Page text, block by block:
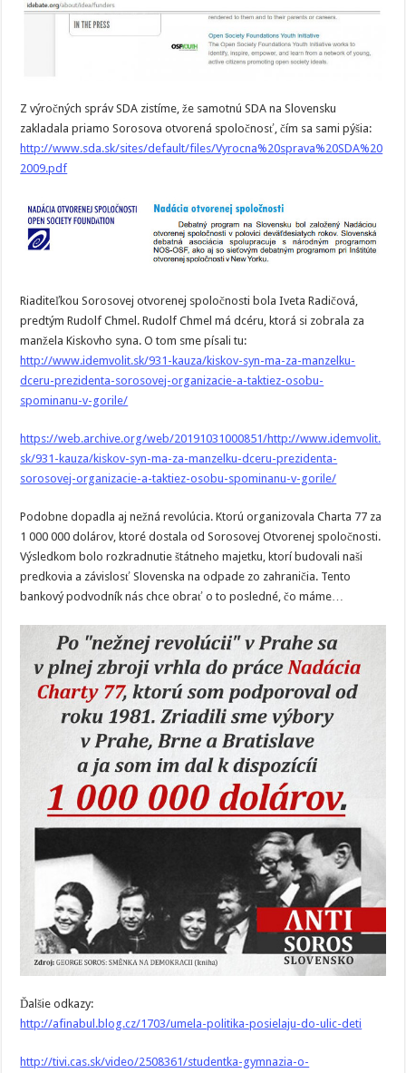
Z výročných správ SDA zistíme, že samotnú SDA na Slovensku
zakladala priamo Sorosova otvorená spoločnosť, čím sa sami pýšia:
http://www.sda.sk/sites/default/files/Vyrocna%20sprava%20SDA%20
2009.pdf
Riaditeľkou Sorosovej otvorenej spoločnosti bola Iveta Radičová,
predtým Rudolf Chmel. Rudolf Chmel má dcéru, ktorá si zobrala za
manžela Kiskovho syna. O tom sme písali tu:
http://www.idemvolit.sk/931-kauza/kiskov-syn-ma-za-manzelku-
dceru-prezidenta-sorosovej-organizacie-a-taktiez-osobu-
spominanu-v-gorile/
https://web.archive.org/web/20191031000851/http://www.idemvolit.
sk/931-kauza/kiskov-syn-ma-za-manzelku-dceru-prezidenta-
sorosovej-organizacie-a-taktiez-osobu-spominanu-v-gorile/
Podobne dopadla aj nežná revolúcia. Ktorú organizovala Charta 77 za
1 000 000 dolárov, ktoré dostala od Sorosovej Otvorenej spoločnosti.
Výsledkom bolo rozkradnutie štátneho majetku, ktorí budovali naši
predkovia a závislosť Slovenska na odpade zo zahraničia. Tento
bankový podvodník nás chce obrať o to posledné, čo máme…
Ďalšie odkazy:
http://afinabul.blog.cz/1703/umela-politika-posielaju-do-ulic-deti
http://tivi.cas.sk/video/2508361/studentka-gymnazia-o-